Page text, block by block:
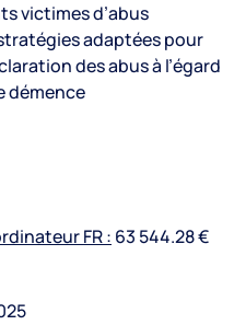
victimes d’abus
adaptées pour
des abus à l’égard
démence
FR : 63 544.28 €